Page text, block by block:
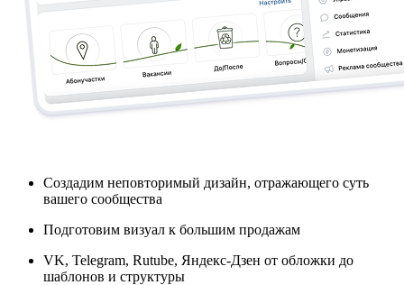
Создадим неповторимый дизайн, отражающего суть
вашего сообщества
Подготовим визуал к большим продажам
VK, Telegram, Rutube, Яндекс-Дзен от обложки до
шаблонов и структуры